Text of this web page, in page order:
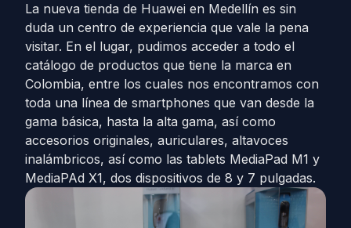
La nueva tienda de Huawei en Medellín es sin
duda un centro de experiencia que vale la pena
visitar. En el lugar, pudimos acceder a todo el
catálogo de productos que tiene la marca en
Colombia, entre los cuales nos encontramos con
toda una línea de smartphones que van desde la
gama básica, hasta la alta gama, así como
accesorios originales, auriculares, altavoces
inalámbricos, así como las tablets MediaPad M1 y
MediaPAd X1, dos dispositivos de 8 y 7 pulgadas.